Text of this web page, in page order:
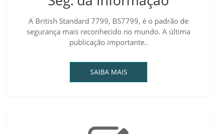
A British Standard 7799, BS7799, é o padrão de
segurança mais reconhecido no mundo. A última
publicação importante..
SAIBA MAIS